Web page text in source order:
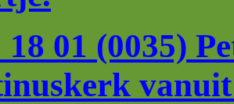
18 01 (0035)
vanuit